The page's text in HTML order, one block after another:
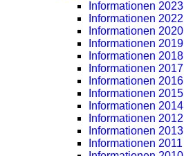
Informationen 2023
Informationen 2022
Informationen 2020
Informationen 2019
Informationen 2018
Informationen 2017
Informationen 2016
Informationen 2015
Informationen 2014
Informationen 2012
Informationen 2013
Informationen 2011